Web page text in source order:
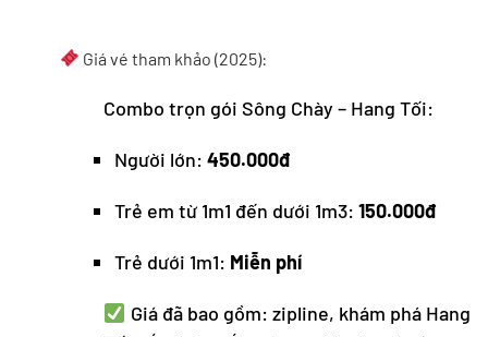
Giá vé tham khảo (2025):
Combo trọn gói Sông Chày – Hang Tối:
Người lớn: 450.000đ
Trẻ em từ 1m1 đến dưới 1m3: 150.000đ
Trẻ dưới 1m1: Miễn phí
Giá đã bao gồm: zipline, khám phá Hang